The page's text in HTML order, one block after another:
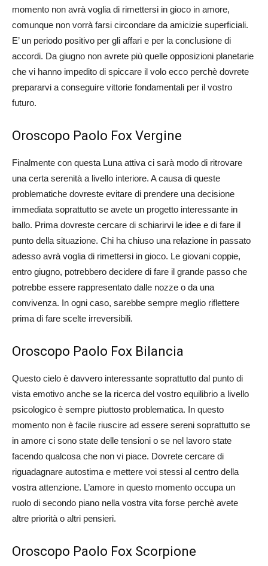
momento non avrà voglia di rimettersi in gioco in amore,
comunque non vorrà farsi circondare da amicizie superficiali.
E’ un periodo positivo per gli affari e per la conclusione di
accordi. Da giugno non avrete più quelle opposizioni planetarie
che vi hanno impedito di spiccare il volo ecco perchè dovrete
prepararvi a conseguire vittorie fondamentali per il vostro
futuro.
Oroscopo Paolo Fox Vergine
Finalmente con questa Luna attiva ci sarà modo di ritrovare
una certa serenità a livello interiore. A causa di queste
problematiche dovreste evitare di prendere una decisione
immediata soprattutto se avete un progetto interessante in
ballo. Prima dovreste cercare di schiarirvi le idee e di fare il
punto della situazione. Chi ha chiuso una relazione in passato
adesso avrà voglia di rimettersi in gioco. Le giovani coppie,
entro giugno, potrebbero decidere di fare il grande passo che
potrebbe essere rappresentato dalle nozze o da una
convivenza. In ogni caso, sarebbe sempre meglio riflettere
prima di fare scelte irreversibili.
Oroscopo Paolo Fox Bilancia
Questo cielo è davvero interessante soprattutto dal punto di
vista emotivo anche se la ricerca del vostro equilibrio a livello
psicologico è sempre piuttosto problematica. In questo
momento non è facile riuscire ad essere sereni soprattutto se
in amore ci sono state delle tensioni o se nel lavoro state
facendo qualcosa che non vi piace. Dovrete cercare di
riguadagnare autostima e mettere voi stessi al centro della
vostra attenzione. L’amore in questo momento occupa un
ruolo di secondo piano nella vostra vita forse perchè avete
altre priorità o altri pensieri.
Oroscopo Paolo Fox Scorpione